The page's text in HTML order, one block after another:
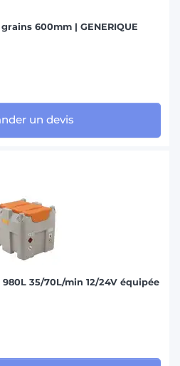
600mm | GENERIQUE
un devis
35/70L/min 12/24V équipée